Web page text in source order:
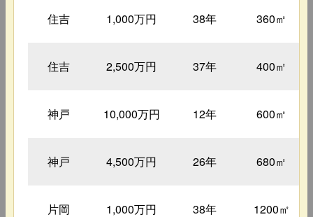
住吉 1,000万円 38年 360㎡
住吉 2,500万円 37年 400㎡
神戸 10,000万円 12年 600㎡
神戸 4,500万円 26年 680㎡
片岡 1,000万円 38年 1200㎡